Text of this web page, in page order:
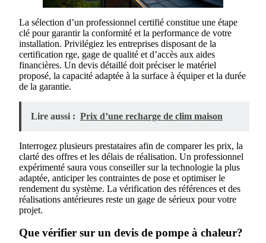
La sélection d’un professionnel certifié constitue une étape
clé pour garantir la conformité et la performance de votre
installation. Privilégiez les entreprises disposant de la
certification rge, gage de qualité et d’accès aux aides
financières. Un devis détaillé doit préciser le matériel
proposé, la capacité adaptée à la surface à équiper et la durée
de la garantie.
Lire aussi : Prix d’une recharge de clim maison
Interrogez plusieurs prestataires afin de comparer les prix, la
clarté des offres et les délais de réalisation. Un professionnel
expérimenté saura vous conseiller sur la technologie la plus
adaptée, anticiper les contraintes de pose et optimiser le
rendement du système. La vérification des références et des
réalisations antérieures reste un gage de sérieux pour votre
projet.
Que vérifier sur un devis de pompe à chaleur?